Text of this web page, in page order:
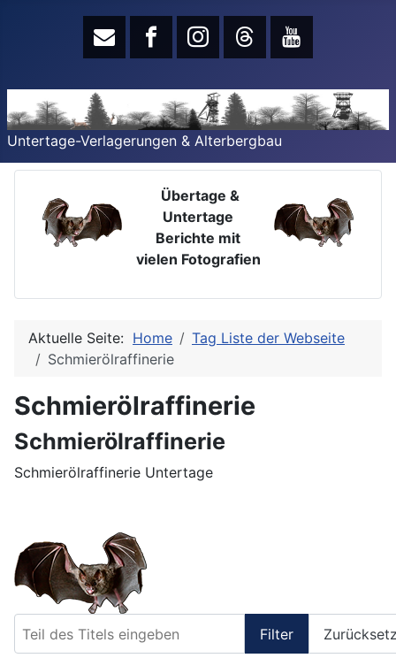
Untertage-Verlagerungen & Alterbergbau
Übertage &
Untertage
Berichte mit
vielen Fotografien
Aktuelle Seite: Home
Tag Liste der Webseite
Schmierölraffinerie
Schmierölraffinerie
Schmierölraffinerie
Schmierölraffinerie Untertage
Filter